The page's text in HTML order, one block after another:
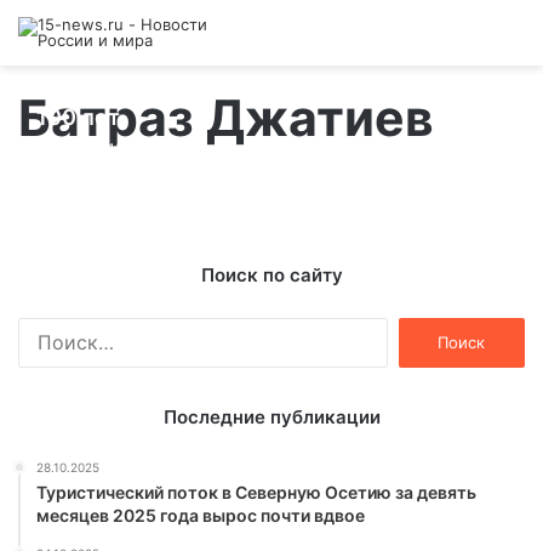
Батраз Джатиев
100 лет
08.10.2013
Поиск по сайту
Последние публикации
28.10.2025
Туристический поток в Северную Осетию за девять
месяцев 2025 года вырос почти вдвое